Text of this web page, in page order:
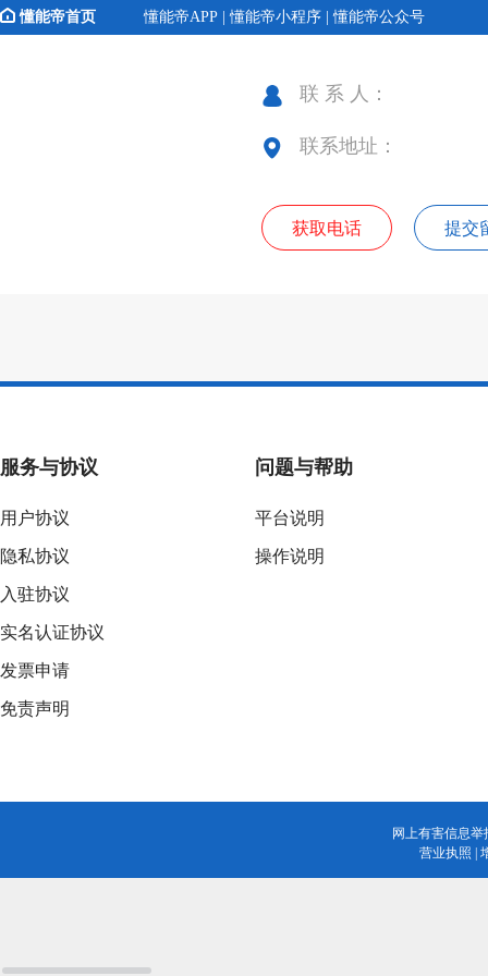
懂能帝首页 懂能帝APP | 懂能帝小程序 | 懂能帝公众号
联 系 人：
联系地址：
获取电话 提交
服务与协议
用户协议
隐私协议
入驻协议
实名认证协议
发票申请
免责声明
问题与帮助
平台说明
操作说明
网上有害信息
营业执照